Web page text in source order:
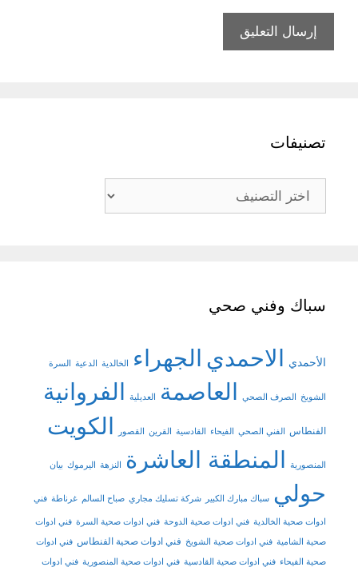
تصنيفات
تصنيفات
سباك وفني صحي
الأحمدي الاحمدي الجهراء الخالدية الدعية السرة
الشويخ الصرف الصحي العاصمة العديلية الفروانية
الفنطاس الفني الصحي الفيحاء القادسية القرين القصور الكويت
المنصورية المنطقة العاشرة النزهة اليرموك بيان
حولي سباك مبارك الكبير شركة تسليك مجاري صباح السالم غرناطة فني
ادوات صحية الخالدية فني ادوات صحية الدوحة فني ادوات صحية السرة فني ادوات
صحية الشامية فني ادوات صحية الشويخ فني ادوات صحية الفنطاس فني ادوات
صحية الفيحاء فني ادوات صحية القادسية فني ادوات صحية المنصورية فني ادوات